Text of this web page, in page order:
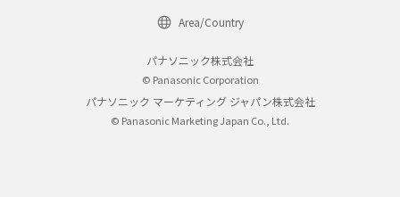
Area/Country
パナソニック株式会社
© Panasonic Corporation
パナソニック マーケティング ジャパン株式会社
© Panasonic Marketing Japan Co., Ltd.